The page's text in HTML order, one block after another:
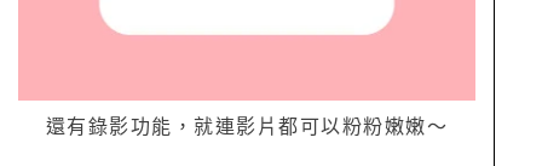
還有錄影功能，就連影片都可以粉粉嫩嫩～